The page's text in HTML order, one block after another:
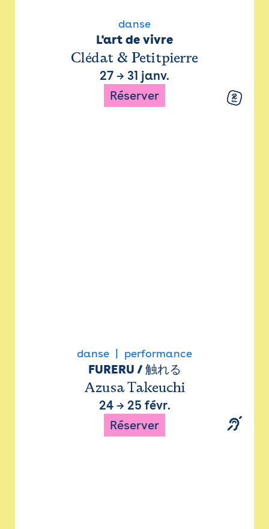
danse
L'art de vivre
Clédat & Petitpierre
27 → 31 janv.
Réserver
danse performance
FURERU / 触れる
Azusa Takeuchi
24→ 25 févr.
Réserver